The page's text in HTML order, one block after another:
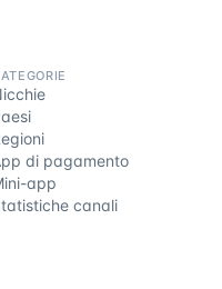
di pagamento
app
canali